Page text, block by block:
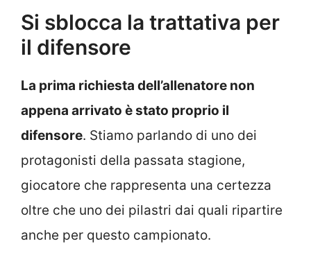
Si sblocca la trattativa per
il difensore
La prima richiesta dell’allenatore non
appena arrivato è stato proprio il
difensore. Stiamo parlando di uno dei
protagonisti della passata stagione,
giocatore che rappresenta una certezza
oltre che uno dei pilastri dai quali ripartire
anche per questo campionato.